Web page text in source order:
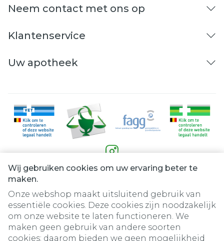
Wij gebruiken cookies om uw ervaring beter te
maken.
Onze webshop maakt uitsluitend gebruik van
essentiële cookies. Deze cookies zijn noodzakelijk
om onze website te laten functioneren. We
maken geen gebruik van andere soorten
cookies; daarom bieden we geen mogelijkheid
Neem contact met ons op
Klantenservice
Uw apotheek
Juridische links